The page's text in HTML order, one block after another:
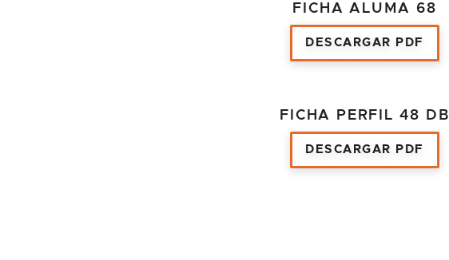
FICHA ALUMA 68
DESCARGAR PDF
FICHA PERFIL 48 DB
DESCARGAR PDF